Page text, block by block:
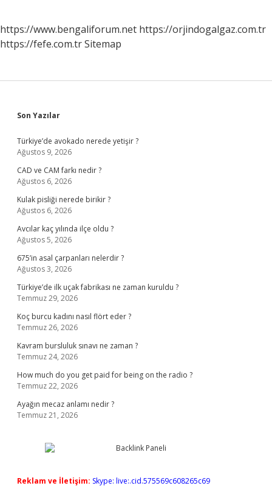
https://www.bengaliforum.net https://orjindogalgaz.com.tr
https://fefe.com.trSitemap
Sidebar
Son Yazılar
Türkiye’de avokado nerede yetişir ?
Ağustos 9, 2026
CAD ve CAM farkı nedir ?
Ağustos 6, 2026
Kulak pisliği nerede birikir ?
Ağustos 6, 2026
Avcılar kaç yılında ilçe oldu ?
Ağustos 5, 2026
675’in asal çarpanları nelerdir ?
Ağustos 3, 2026
Türkiye’de ilk uçak fabrikası ne zaman kuruldu ?
Temmuz 29, 2026
Koç burcu kadını nasıl flört eder ?
Temmuz 26, 2026
Kavram bursluluk sınavı ne zaman ?
Temmuz 24, 2026
How much do you get paid for being on the radio ?
Temmuz 22, 2026
Ayağın mecaz anlamı nedir ?
Temmuz 21, 2026
Reklam ve İletişim: Skype: live:.cid.575569c608265c69